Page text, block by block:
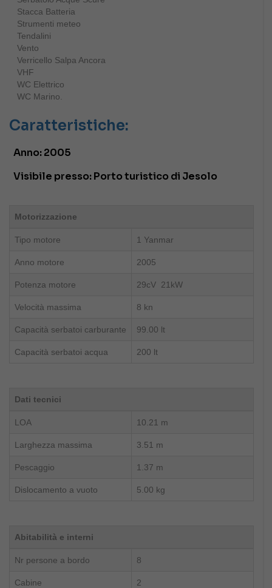
Stacca Batteria
Strumenti meteo
Tendalini
Vento
Verricello Salpa Ancora
VHF
WC Elettrico
WC Marino.
Caratteristiche:
Anno: 2005
Visibile presso: Porto turistico di Jesolo
Motorizzazione
Tipo motore 1 Yanmar
Anno motore 2005
Potenza motore 29cV 21kW
Velocità massima 8 kn
Capacità serbatoi carburante 99.00 lt
Capacità serbatoi acqua 200 lt
Dati tecnici
LOA 10.21 m
Larghezza massima 3.51 m
Pescaggio 1.37 m
Dislocamento a vuoto 5.00 kg
Abitabilità e interni
Nr persone a bordo 8
Cabine 2